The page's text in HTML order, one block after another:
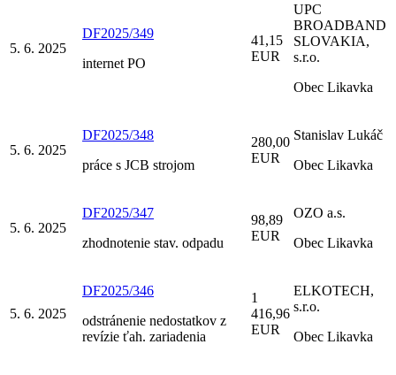
5. 6. 2025
DF2025/349
internet PO
41,15
EUR
UPC
BROADBAND
SLOVAKIA,
s.r.o.
Obec Likavka
5. 6. 2025
DF2025/348
práce s JCB strojom
280,00
EUR
Stanislav Lukáč
Obec Likavka
5. 6. 2025
DF2025/347
zhodnotenie stav. odpadu
98,89
EUR
OZO a.s.
Obec Likavka
5. 6. 2025
DF2025/346
odstránenie nedostatkov z
revízie ťah. zariadenia
1
416,96
EUR
ELKOTECH,
s.r.o.
Obec Likavka